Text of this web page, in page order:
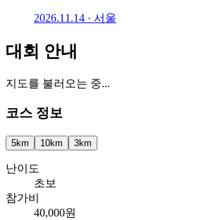
2026.11.14 · 서울
대회 안내
지도를 불러오는 중...
코스 정보
5km 10km 3km
난이도
초보
참가비
40,000원